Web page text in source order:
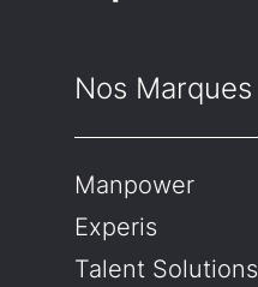
Nos Marques
Manpower
Experis
Talent Solutions